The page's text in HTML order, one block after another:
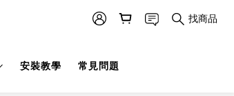
找商品
安裝教學 常見問題